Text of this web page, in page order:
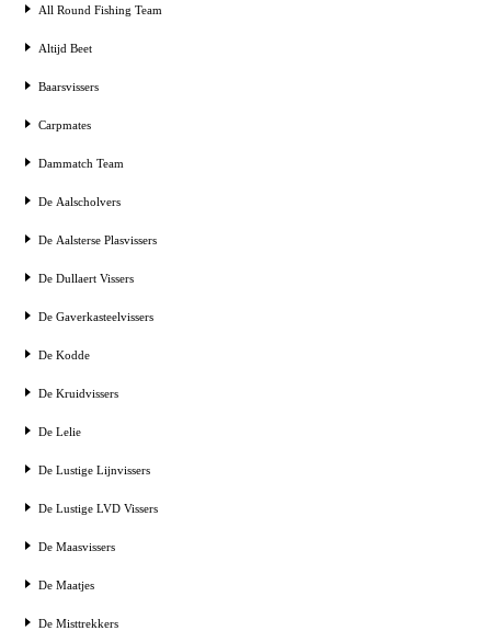
All Round Fishing Team
Altijd Beet
Baarsvissers
Carpmates
Dammatch Team
De Aalscholvers
De Aalsterse Plasvissers
De Dullaert Vissers
De Gaverkasteelvissers
De Kodde
De Kruidvissers
De Lelie
De Lustige Lijnvissers
De Lustige LVD Vissers
De Maasvissers
De Maatjes
De Misttrekkers